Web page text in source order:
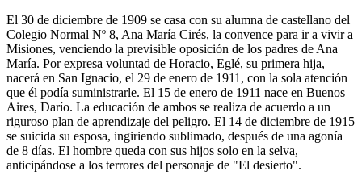
El 30 de diciembre de 1909 se casa con su alumna de castellano del
Colegio Normal Nº 8, Ana María Cirés, la convence para ir a vivir a
Misiones, venciendo la previsible oposición de los padres de Ana
María. Por expresa voluntad de Horacio, Eglé, su primera hija,
nacerá en San Ignacio, el 29 de enero de 1911, con la sola atención
que él podía suministrarle. El 15 de enero de 1911 nace en Buenos
Aires, Darío. La educación de ambos se realiza de acuerdo a un
riguroso plan de aprendizaje del peligro. El 14 de diciembre de 1915
se suicida su esposa, ingiriendo sublimado, después de una agonía
de 8 días. El hombre queda con sus hijos solo en la selva,
anticipándose a los terrores del personaje de "El desierto".